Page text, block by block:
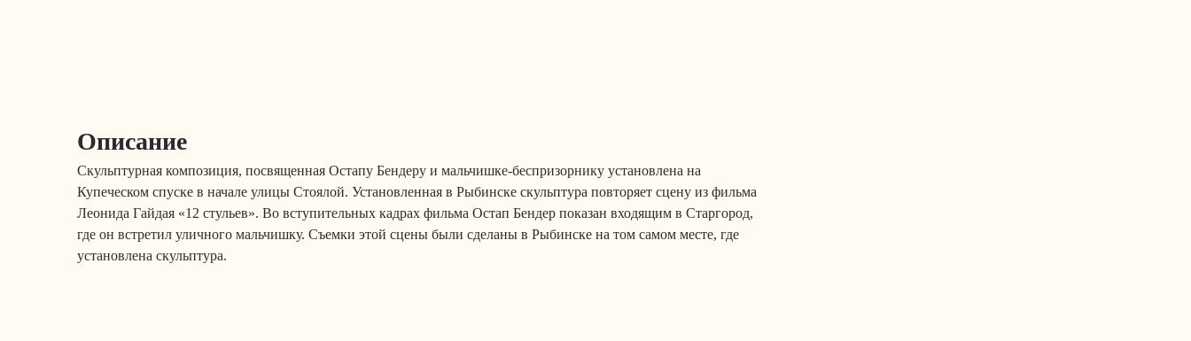
Описание
Скульптурная композиция, посвященная Остапу Бендеру и мальчишке-беспризорнику установлена на
Купеческом спуске в начале улицы Стоялой. Установленная в Рыбинске скульптура повторяет сцену из фильма
Леонида Гайдая «12 стульев». Во вступительных кадрах фильма Остап Бендер показан входящим в Старгород,
где он встретил уличного мальчишку. Съемки этой сцены были сделаны в Рыбинске на том самом месте, где
установлена скульптура.